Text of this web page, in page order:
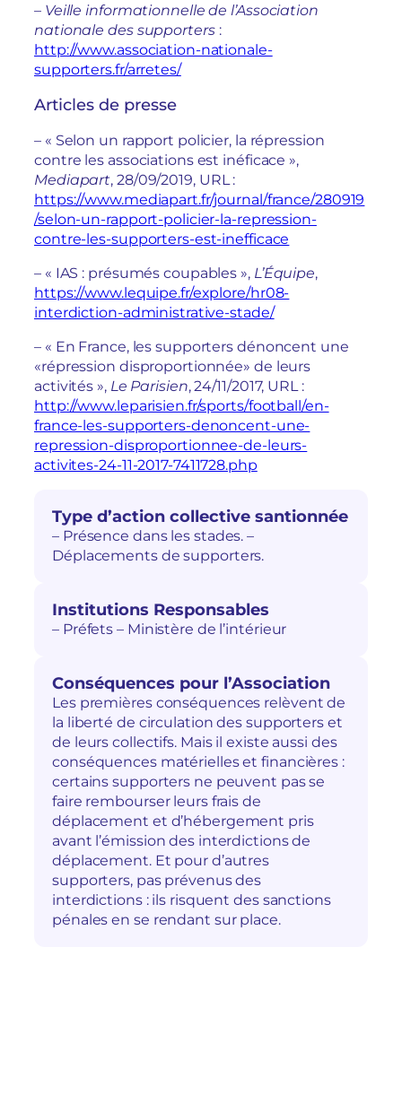
– Veille informationnelle de l’Association
nationale des supporters:
http://www.association-nationale-
supporters.fr/arretes/
Articles de presse
– « Selon un rapport policier, la répression
contre les associations est inéficace »,
Mediapart, 28/09/2019, URL :
https://www.mediapart.fr/journal/france/280919
/selon-un-rapport-policier-la-repression-
contre-les-supporters-est-inefficace
– « IAS : présumés coupables », L’Équipe,
https://www.lequipe.fr/explore/hr08-
interdiction-administrative-stade/
– « En France, les supporters dénoncent une
«répression disproportionnée» de leurs
activités », Le Parisien, 24/11/2017, URL :
http://www.leparisien.fr/sports/football/en-
france-les-supporters-denoncent-une-
repression-disproportionnee-de-leurs-
activites-24-11-2017-7411728.php
Type d’action collective santionnée
– Présence dans les stades. –
Déplacements de supporters.
Institutions Responsables
– Préfets – Ministère de l’intérieur
Conséquences pour l’Association
Les premières conséquences relèvent de
la liberté de circulation des supporters et
de leurs collectifs. Mais il existe aussi des
conséquences matérielles et financières :
certains supporters ne peuvent pas se
faire rembourser leurs frais de
déplacement et d’hébergement pris
avant l’émission des interdictions de
déplacement. Et pour d’autres
supporters, pas prévenus des
interdictions : ils risquent des sanctions
pénales en se rendant sur place.